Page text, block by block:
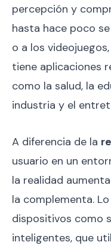
percepción y
hasta hace poco
o a los
tiene aplicaciones
como la salud, la
industria y el
A diferencia de la
usuario en un
la realidad
la complementa.
dispositivos como
inteligentes, que